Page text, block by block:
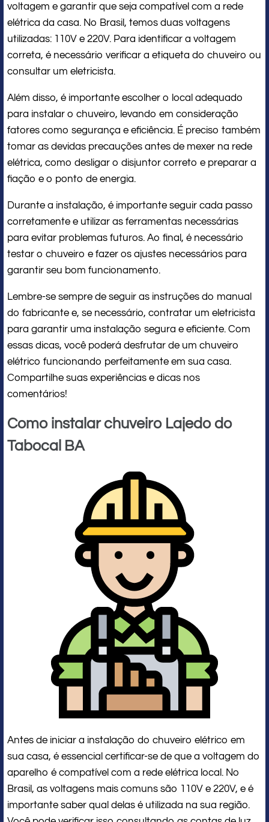
voltagem e garantir que seja compatível com a rede
elétrica da casa. No Brasil, temos duas voltagens
utilizadas: 110V e 220V. Para identificar a voltagem
correta, é necessário verificar a etiqueta do chuveiro ou
consultar um eletricista.
Além disso, é importante escolher o local adequado
para instalar o chuveiro, levando em consideração
fatores como segurança e eficiência. É preciso também
tomar as devidas precauções antes de mexer na rede
elétrica, como desligar o disjuntor correto e preparar a
fiação e o ponto de energia.
Durante a instalação, é importante seguir cada passo
corretamente e utilizar as ferramentas necessárias
para evitar problemas futuros. Ao final, é necessário
testar o chuveiro e fazer os ajustes necessários para
garantir seu bom funcionamento.
Lembre-se sempre de seguir as instruções do manual
do fabricante e, se necessário, contratar um eletricista
para garantir uma instalação segura e eficiente. Com
essas dicas, você poderá desfrutar de um chuveiro
elétrico funcionando perfeitamente em sua casa.
Compartilhe suas experiências e dicas nos
comentários!
Como instalar chuveiro Lajedo do
Tabocal BA
Antes de iniciar a instalação do chuveiro elétrico em
sua casa, é essencial certificar-se de que a voltagem do
aparelho é compatível com a rede elétrica local. No
Brasil, as voltagens mais comuns são 110V e 220V, e é
importante saber qual delas é utilizada na sua região.